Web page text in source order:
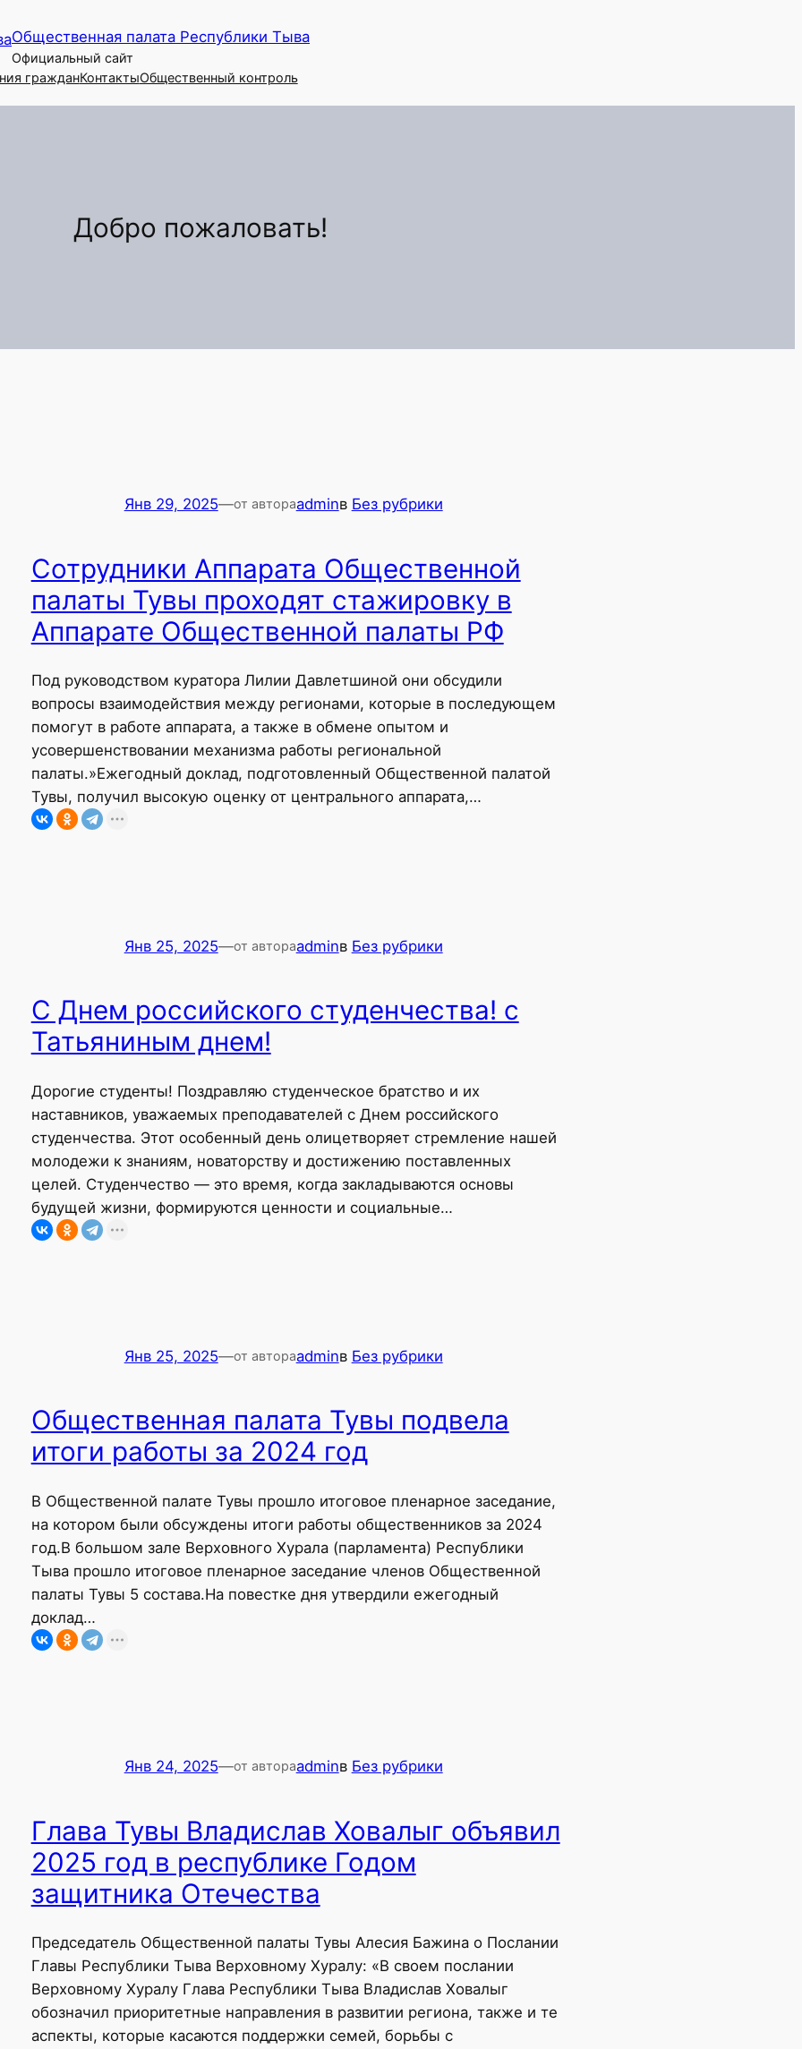
Общественная палата Республики Тыва
Официальный сайт
гражданКонтактыОбщественный контроль
Добро пожаловать!
Янв 29, 2025—от автораadminв Без рубрики
Сотрудники Аппарата Общественной
палаты Тувы проходят стажировку в
Аппарате Общественной палаты РФ
Под руководством куратора Лилии Давлетшиной они обсудили
вопросы взаимодействия между регионами, которые в последующем
помогут в работе аппарата, а также в обмене опытом и
усовершенствовании механизма работы региональной
палаты.»Ежегодный доклад, подготовленный Общественной палатой
Тувы, получил высокую оценку от центрального аппарата,…
Янв 25, 2025—от автораadminв Без рубрики
С Днем российского студенчества! с
Татьяниным днем!
Дорогие студенты! Поздравляю студенческое братство и их
наставников, уважаемых преподавателей с Днем российского
студенчества. Этот особенный день олицетворяет стремление нашей
молодежи к знаниям, новаторству и достижению поставленных
целей. Студенчество — это время, когда закладываются основы
будущей жизни, формируются ценности и социальные…
Янв 25, 2025—от автораadminв Без рубрики
Общественная палата Тувы подвела
итоги работы за 2024 год
В Общественной палате Тувы прошло итоговое пленарное заседание,
на котором были обсуждены итоги работы общественников за 2024
год.В большом зале Верховного Хурала (парламента) Республики
Тыва прошло итоговое пленарное заседание членов Общественной
палаты Тувы 5 состава.На повестке дня утвердили ежегодный
доклад…
Янв 24, 2025—от автораadminв Без рубрики
Глава Тувы Владислав Ховалыг объявил
2025 год в республике Годом
защитника Отечества
Председатель Общественной палаты Тувы Алесия Бажина о Послании
Главы Республики Тыва Верховному Хуралу: «В своем послании
Верховному Хуралу Глава Республики Тыва Владислав Ховалыг
обозначил приоритетные направления в развитии региона, также и те
аспекты, которые касаются поддержки семей, борьбы с